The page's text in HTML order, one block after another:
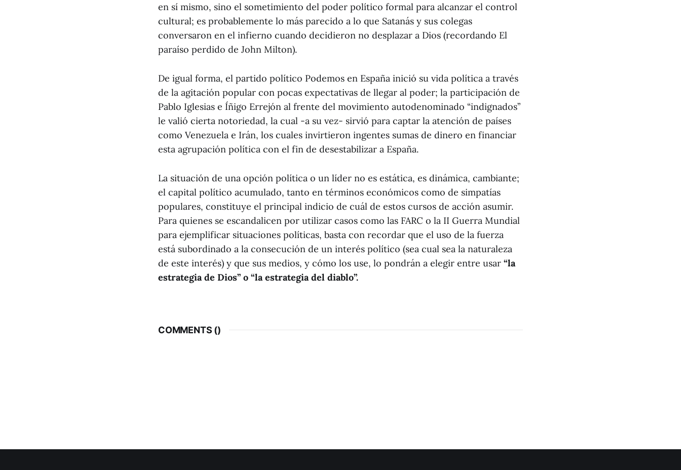
en sí mismo, sino el sometimiento del poder político formal para alcanzar el control
cultural; es probablemente lo más parecido a lo que Satanás y sus colegas
conversaron en el infierno cuando decidieron no desplazar a Dios (recordando El
paraíso perdido de John Milton).
De igual forma, el partido político Podemos en España inició su vida política a través
de la agitación popular con pocas expectativas de llegar al poder; la participación de
Pablo Iglesias e Íñigo Errejón al frente del movimiento autodenominado “indignados”
le valió cierta notoriedad, la cual -a su vez- sirvió para captar la atención de países
como Venezuela e Irán, los cuales invirtieron ingentes sumas de dinero en financiar
esta agrupación política con el fin de desestabilizar a España.
La situación de una opción política o un líder no es estática, es dinámica, cambiante;
el capital político acumulado, tanto en términos económicos como de simpatías
populares, constituye el principal indicio de cuál de estos cursos de acción asumir.
Para quienes se escandalicen por utilizar casos como las FARC o la II Guerra Mundial
para ejemplificar situaciones políticas, basta con recordar que el uso de la fuerza
está subordinado a la consecución de un interés político (sea cual sea la naturaleza
de este interés) y que sus medios, y cómo los use, lo pondrán a elegir entre usar “la
estrategia de Dios” o “la estrategia del diablo”.
COMMENTS ()